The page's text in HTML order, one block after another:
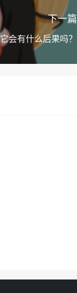
下一篇
会有什么后果吗？